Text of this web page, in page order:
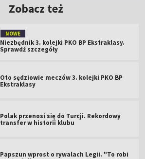
Zobacz też
NOWE
Niezbędnik 3. kolejki PKO BP Ekstraklasy.
Sprawdź szczegóły
Oto sędziowie meczów 3. kolejki PKO BP
Ekstraklasy
Polak przenosi się do Turcji. Rekordowy
transfer w historii klubu
Papszun wprost o rywalach Legii. "To robi